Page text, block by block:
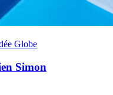
Globe
Simon